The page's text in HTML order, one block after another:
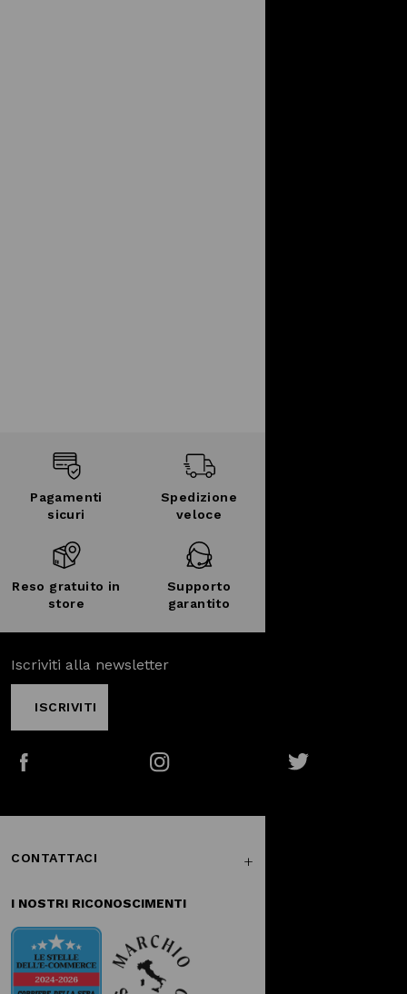
Pagamenti
sicuri
Spedizione
veloce
Reso gratuito in
store
Supporto
garantito
Iscriviti alla newsletter
ISCRIVITI
CONTATTACI
I NOSTRI RICONOSCIMENTI